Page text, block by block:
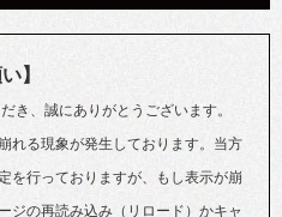
】
き、誠にありがとうございます。
れる現象が発生しております。当方
を行っておりますが、もし表示が崩
ジの再読み込み（リロード）かキャ